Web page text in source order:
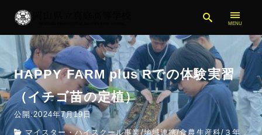
HAPPY FARM plus Rでの体験実習
（イチゴ苗の定植）
公開:2024年7月19日
マイスター・ハイスクール事業/地域連携/食農生産科/ ３年